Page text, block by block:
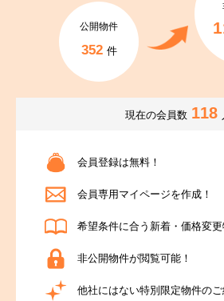
公開物件
352 件
現在の会員数 118
会員登録は無料！
会員専用マイページを作成！
希望条件に合う新着・価格変更
非公開物件が閲覧可能！
他社にはない特別限定物件のご